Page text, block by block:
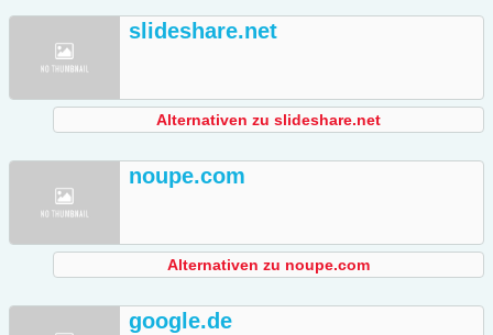
slideshare.net
Alternativen zu slideshare.net
noupe.com
Alternativen zu noupe.com
google.de